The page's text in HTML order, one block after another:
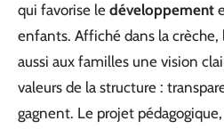
qui favorise le développement
enfants. Affiché dans la
aussi aux familles une vision
valeurs de la structure :
gagnent. Le projet